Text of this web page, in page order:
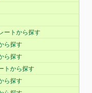
ートから探す
ら探す
ら探す
トから探す
ら探す